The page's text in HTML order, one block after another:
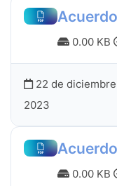
0.00 KB
22 de
2023
0.00 KB